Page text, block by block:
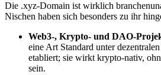
Die .xyz-Domain ist wirklich
Nischen haben sich besonders zu ihr
Web3-, Krypto- und DAO-
eine Art Standard unter
etabliert; sie wirkt krypto-nativ,
sein.